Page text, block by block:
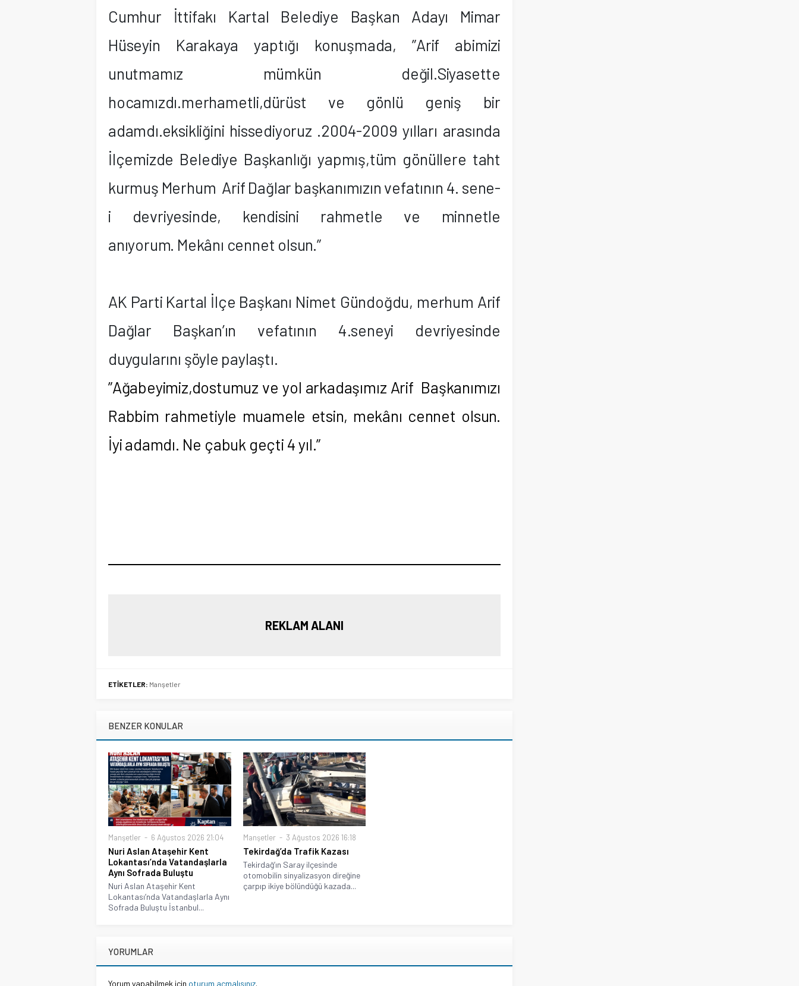
Cumhur İttifakı Kartal Belediye Başkan Adayı Mimar
Hüseyin Karakaya yaptığı konuşmada, ”Arif abimizi
unutmamız mümkün değil.Siyasette
hocamızdı.merhametli,dürüst ve gönlü geniş bir
adamdı.eksikliğini hissediyoruz .2004-2009 yılları arasında
İlçemizde Belediye Başkanlığı yapmış,tüm gönüllere taht
kurmuş Merhum Arif Dağlar başkanımızın vefatının 4. sene-
i devriyesinde, kendisini rahmetle ve minnetle
anıyorum. Mekânı cennet olsun.”
AK Parti Kartal İlçe Başkanı Nimet Gündoğdu, merhum Arif
Dağlar Başkan’ın vefatının 4.seneyi devriyesinde
duygularını şöyle paylaştı.
”Ağabeyimiz,dostumuz ve yol arkadaşımız Arif Başkanımızı
Rabbim rahmetiyle muamele etsin, mekânı cennet olsun.
İyi adamdı. Ne çabuk geçti 4 yıl.”
REKLAM ALANI
ETİKETLER: Manşetler
BENZER KONULAR
Manşetler 6 Ağustos 2026 21:04
Nuri Aslan Ataşehir Kent
Lokantası’nda Vatandaşlarla
Aynı Sofrada Buluştu
Nuri Aslan Ataşehir Kent
Lokantası’nda Vatandaşlarla Aynı
Sofrada Buluştu İstanbul...
Manşetler 3 Ağustos 2026 16:18
Tekirdağ’da Trafik Kazası
Tekirdağ’ın Saray ilçesinde
otomobilin sinyalizasyon direğine
çarpıp ikiye bölündüğü kazada...
YORUMLAR
Yorum yapabilmek için oturum açmalısınız.